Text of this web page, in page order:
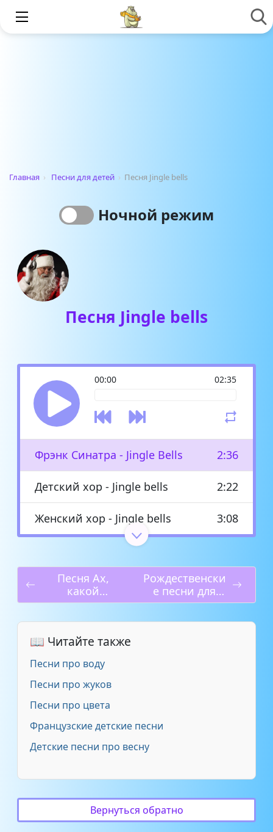
Главная › Песни для детей › Песня Jingle bells
Ночной режим
Песня Jingle bells
00:00 02:35
Фрэнк Синатра - Jingle Bells 2:36
Детский хор - Jingle bells 2:22
Женский хор - Jingle bells 3:08
Jingle bells на русском -
Бубенцы
Детская песня - Jingle Bells 1:17
Jingle Bells (для караоке) 2:20
Jingle Bells (минус)
Песня Ах,
какой
хороший,
Рождественски
е песни для
детей
📖 Читайте также
Песни про воду
Песни про жуков
Песни про цвета
Французские детские песни
Детские песни про весну
Вернуться обратно